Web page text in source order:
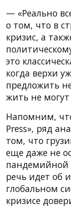
— «Реально
о том, что в
кризис, а
это
когда верхи
предложить
жить не
Напомним,
Press», ряд
том, что
еще даже не
пандемийной
речь идет об
глобальном
кризисе